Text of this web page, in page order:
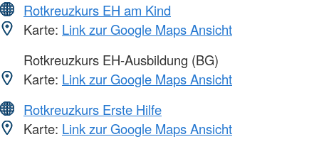
Rotkreuzkurs EH am Kind
Karte: Link zur Google Maps Ansicht
Rotkreuzkurs EH-Ausbildung (BG)
Karte: Link zur Google Maps Ansicht
Rotkreuzkurs Erste Hilfe
Karte: Link zur Google Maps Ansicht